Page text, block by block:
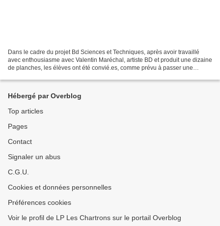
Dans le cadre du projet Bd Sciences et Techniques, après avoir travaillé
avec enthousiasme avec Valentin Maréchal, artiste BD et produit une dizaine
de planches, les élèves ont été convié.es, comme prévu à passer une
Hébergé par Overblog
Top articles
Pages
Contact
Signaler un abus
C.G.U.
Cookies et données personnelles
Préférences cookies
Voir le profil de LP Les Chartrons sur le portail Overblog